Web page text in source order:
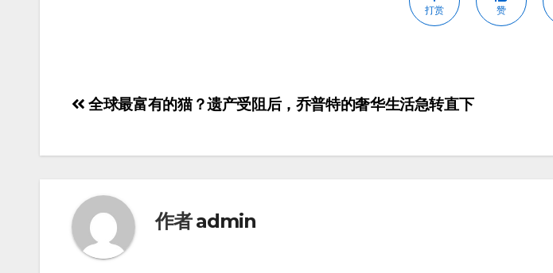
打赏 赞
全球最富有的猫？遗产受阻后，乔普特的奢华生活急转直下
作者admin